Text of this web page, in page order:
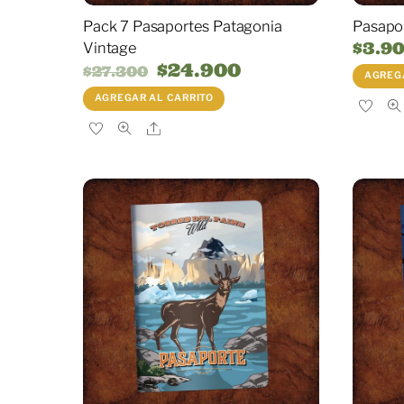
Pack 7 Pasaportes Patagonia
Vintage
$27.300 El
precio
original
era:
$27.300.
$24.900El
AGREGAR AL CARRITO
Share
$